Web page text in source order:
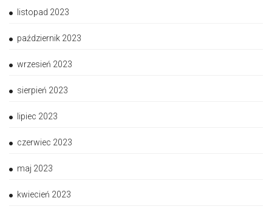
listopad 2023
październik 2023
wrzesień 2023
sierpień 2023
lipiec 2023
czerwiec 2023
maj 2023
kwiecień 2023